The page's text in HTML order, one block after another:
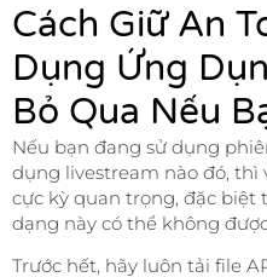
Cách Giữ An
Dụng Ứng
Bỏ Qua Nếu
Nếu bạn đang sử dụng
dụng livestream nào đó, thì
cực kỳ quan trọng, đặc biệt
dạng này có thể không
Trước hết, hãy luôn tải file